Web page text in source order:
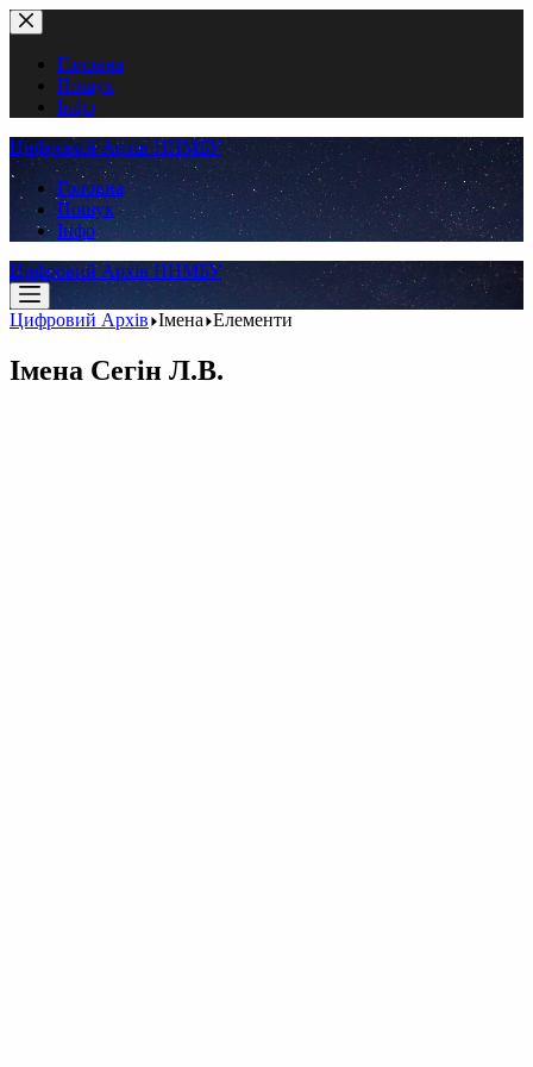
Перейти
до
вмістуГоловна
Пошук
Інфо
Цифровий Архів ННМБУ
Головна
Пошук
Інфо
Цифровий Архів ННМБУ
Цифровий Архів Імена Елементи
Імена Сегін Л.В.